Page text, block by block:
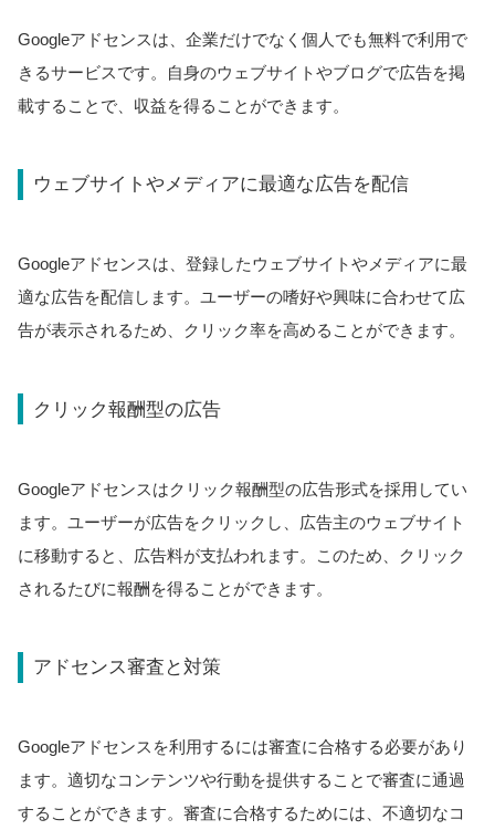
Googleアドセンスは、企業だけでなく個人でも無料で利用で
きるサービスです。自身のウェブサイトやブログで広告を掲
載することで、収益を得ることができます。
ウェブサイトやメディアに最適な広告を配信
Googleアドセンスは、登録したウェブサイトやメディアに最
適な広告を配信します。ユーザーの嗜好や興味に合わせて広
告が表示されるため、クリック率を高めることができます。
クリック報酬型の広告
Googleアドセンスはクリック報酬型の広告形式を採用してい
ます。ユーザーが広告をクリックし、広告主のウェブサイト
に移動すると、広告料が支払われます。このため、クリック
されるたびに報酬を得ることができます。
アドセンス審査と対策
Googleアドセンスを利用するには審査に合格する必要があり
ます。適切なコンテンツや行動を提供することで審査に通過
することができます。審査に合格するためには、不適切なコ